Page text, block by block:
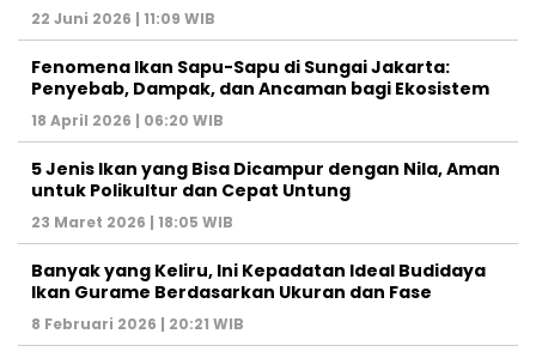
22 Juni 2026 | 11:09 WIB
Fenomena Ikan Sapu-Sapu di Sungai Jakarta:
Penyebab, Dampak, dan Ancaman bagi Ekosistem
18 April 2026 | 06:20 WIB
5 Jenis Ikan yang Bisa Dicampur dengan Nila, Aman
untuk Polikultur dan Cepat Untung
23 Maret 2026 | 18:05 WIB
Banyak yang Keliru, Ini Kepadatan Ideal Budidaya
Ikan Gurame Berdasarkan Ukuran dan Fase
8 Februari 2026 | 20:21 WIB